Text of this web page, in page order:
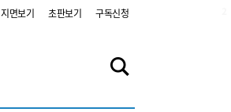
지면보기 초판보기 구독신청